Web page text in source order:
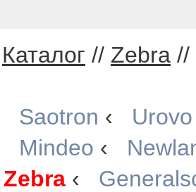
Каталог // Zebra //
Saotron ‹ Urovo
Mindeo ‹
Zebra ‹